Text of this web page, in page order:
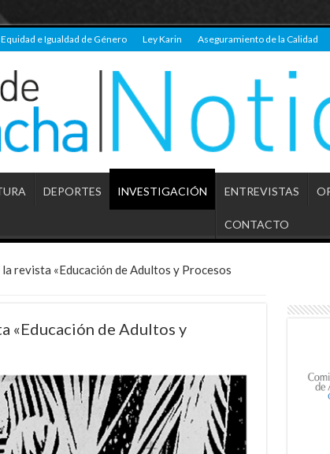
Equidad e Igualdad de Género Ley Karin Aseguramiento de la Calidad
DEPORTES INVESTIGACIÓN ENTREVISTAS
CONTACTO
la revista «Educación de Adultos y Procesos
«Educación de Adultos y